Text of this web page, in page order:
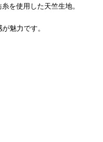
を使用した天竺生地。
魅力です。